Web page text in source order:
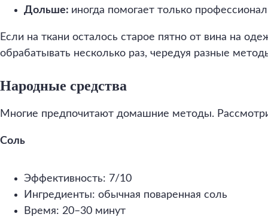
Дольше: иногда помогает только
Если на ткани осталось старое пятно от вина на
обрабатывать несколько раз, чередуя разные
Народные средства
Многие предпочитают домашние методы.
Соль
Эффективность: 7/10
Ингредиенты: обычная поваренная соль
Время: 20–30 минут